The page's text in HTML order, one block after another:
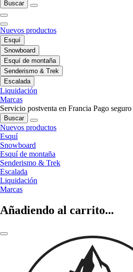
Buscar
Nuevos productos
Esquí
Snowboard
Esquí de montaña
Senderismo & Trek
Escalada
Liquidación
Marcas
Servicio postventa en Francia Pago seguro
Buscar
Nuevos productos
Esquí
Snowboard
Esquí de montaña
Senderismo & Trek
Escalada
Liquidación
Marcas
Añadiendo al carrito...